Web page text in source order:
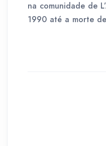
na comunidade de
1990 até a morte